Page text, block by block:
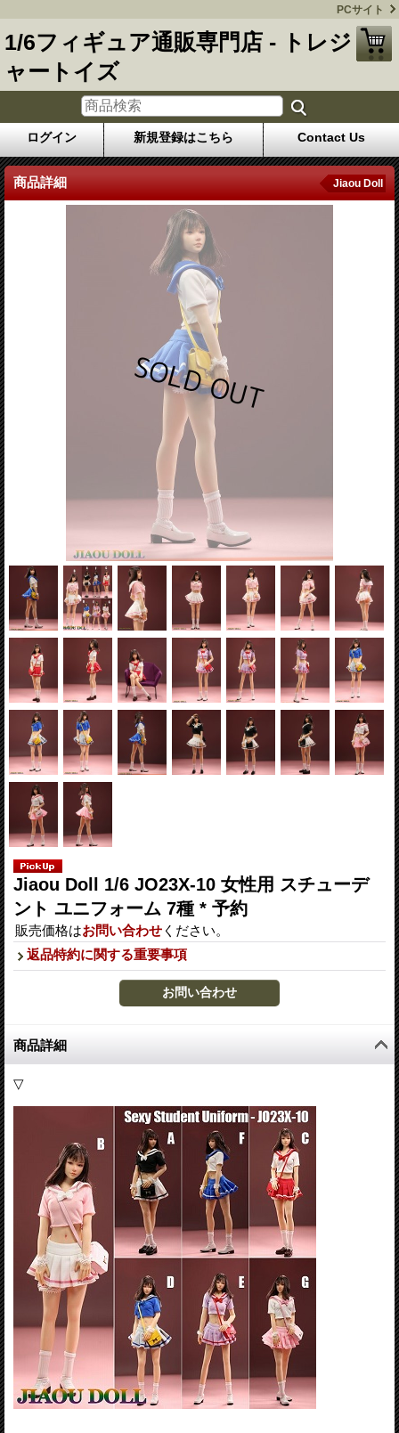
PCサイト
1/6フィギュア通販専門店 - トレジ
ャートイズ
ログイン 新規登録はこちら Contact Us
商品詳細 Jiaou Doll
Jiaou Doll 1/6 JO23X-10 女性用 スチューデ
ント ユニフォーム 7種 * 予約
販売価格はお問い合わせ ください。
返品特約に関する重要事項
商品詳細
▽